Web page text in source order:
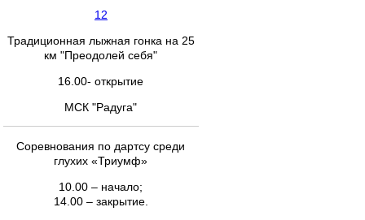
12
Традиционная лыжная гонка на 25
км "Преодолей себя"
16.00- открытие
МСК "Радуга"
Соревнования по дартсу среди
глухих «Триумф»
10.00 – начало;
14.00 – закрытие.